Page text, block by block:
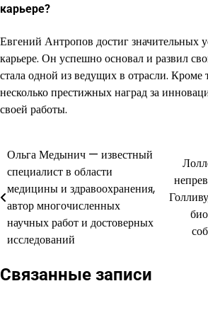
карьере?
Евгений Антропов достиг значительных
карьере. Он успешно основал и развил
стала одной из ведущих в отрасли. Кроме
несколько престижных наград за
своей работы.
Навигация
по
записям
Ольга Медынич — известный
специалист в области
медицины и здравоохранения,
автор многочисленных
научных работ и достоверных
исследований
Связанные записи